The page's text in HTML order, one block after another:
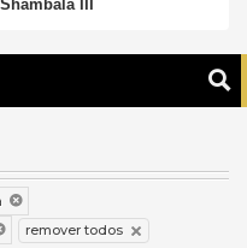
III
remover todos